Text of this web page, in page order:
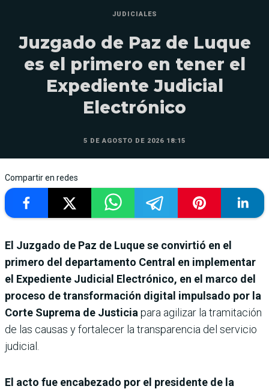
JUDICIALES
Juzgado de Paz de Luque
es el primero en tener el
Expediente Judicial
Electrónico
5 DE AGOSTO DE 2026 18:15
Compartir en redes
El Juzgado de Paz de Luque se convirtió en el
primero del departamento Central en implementar
el Expediente Judicial Electrónico, en el marco del
proceso de transformación digital impulsado por la
Corte Suprema de Justicia para agilizar la tramitación
de las causas y fortalecer la transparencia del servicio
judicial.
El acto fue encabezado por el presidente de la